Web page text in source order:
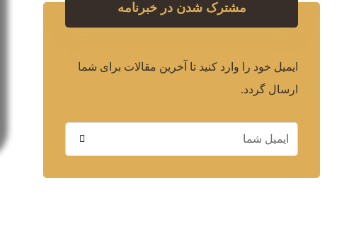
مشترک شدن در خبرنامه
ایمیل خود را وارد کنید تا آخرین مقالات برای شما
ارسال گردد.